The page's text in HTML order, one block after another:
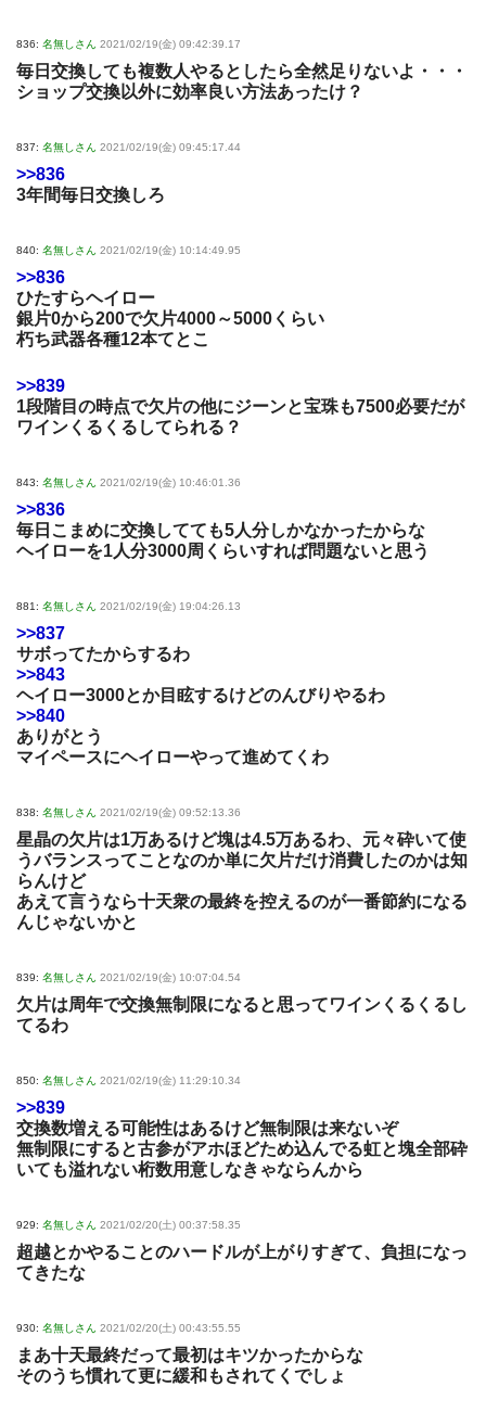
836: 名無しさん 2021/02/19(金) 09:42:39.17
毎日交換しても複数人やるとしたら全然足りないよ・・・
ショップ交換以外に効率良い方法あったけ？
837: 名無しさん 2021/02/19(金) 09:45:17.44
>>836
3年間毎日交換しろ
840: 名無しさん 2021/02/19(金) 10:14:49.95
>>836
ひたすらヘイロー
銀片0から200で欠片4000～5000くらい
朽ち武器各種12本てとこ
>>839
1段階目の時点で欠片の他にジーンと宝珠も7500必要だが
ワインくるくるしてられる？
843: 名無しさん 2021/02/19(金) 10:46:01.36
>>836
毎日こまめに交換してても5人分しかなかったからな
ヘイローを1人分3000周くらいすれば問題ないと思う
881: 名無しさん 2021/02/19(金) 19:04:26.13
>>837
サボってたからするわ
>>843
ヘイロー3000とか目眩するけどのんびりやるわ
>>840
ありがとう
マイペースにヘイローやって進めてくわ
838: 名無しさん 2021/02/19(金) 09:52:13.36
星晶の欠片は1万あるけど塊は4.5万あるわ、元々砕いて使
うバランスってことなのか単に欠片だけ消費したのかは知
らんけど
あえて言うなら十天衆の最終を控えるのが一番節約になる
んじゃないかと
839: 名無しさん 2021/02/19(金) 10:07:04.54
欠片は周年で交換無制限になると思ってワインくるくるし
てるわ
850: 名無しさん 2021/02/19(金) 11:29:10.34
>>839
交換数増える可能性はあるけど無制限は来ないぞ
無制限にすると古参がアホほどため込んでる虹と塊全部砕
いても溢れない桁数用意しなきゃならんから
929: 名無しさん 2021/02/20(土) 00:37:58.35
超越とかやることのハードルが上がりすぎて、負担になっ
てきたな
930: 名無しさん 2021/02/20(土) 00:43:55.55
まあ十天最終だって最初はキツかったからな
そのうち慣れて更に緩和もされてくでしょ